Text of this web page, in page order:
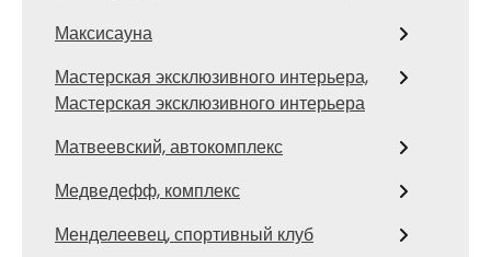
Максисауна
Мастерская эксклюзивного интерьера,
Мастерская эксклюзивного интерьера
Матвеевский, автокомплекс
Медведефф, комплекс
Менделеевец, спортивный клуб